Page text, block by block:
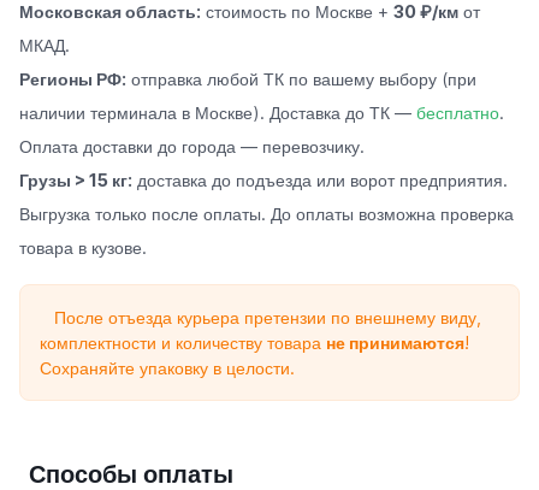
Московская область: стоимость по Москве + 30 ₽/км от
МКАД.
Регионы РФ: отправка любой ТК по вашему выбору (при
наличии терминала в Москве). Доставка до ТК — бесплатно.
Оплата доставки до города — перевозчику.
Грузы > 15 кг: доставка до подъезда или ворот предприятия.
Выгрузка только после оплаты. До оплаты возможна проверка
товара в кузове.
После отъезда курьера претензии по внешнему виду,
комплектности и количеству товара не принимаются!
Сохраняйте упаковку в целости.
Способы оплаты